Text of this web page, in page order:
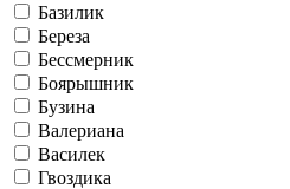
Базилик
Береза
Бессмерник
Боярышник
Бузина
Валериана
Василек
Гвоздика